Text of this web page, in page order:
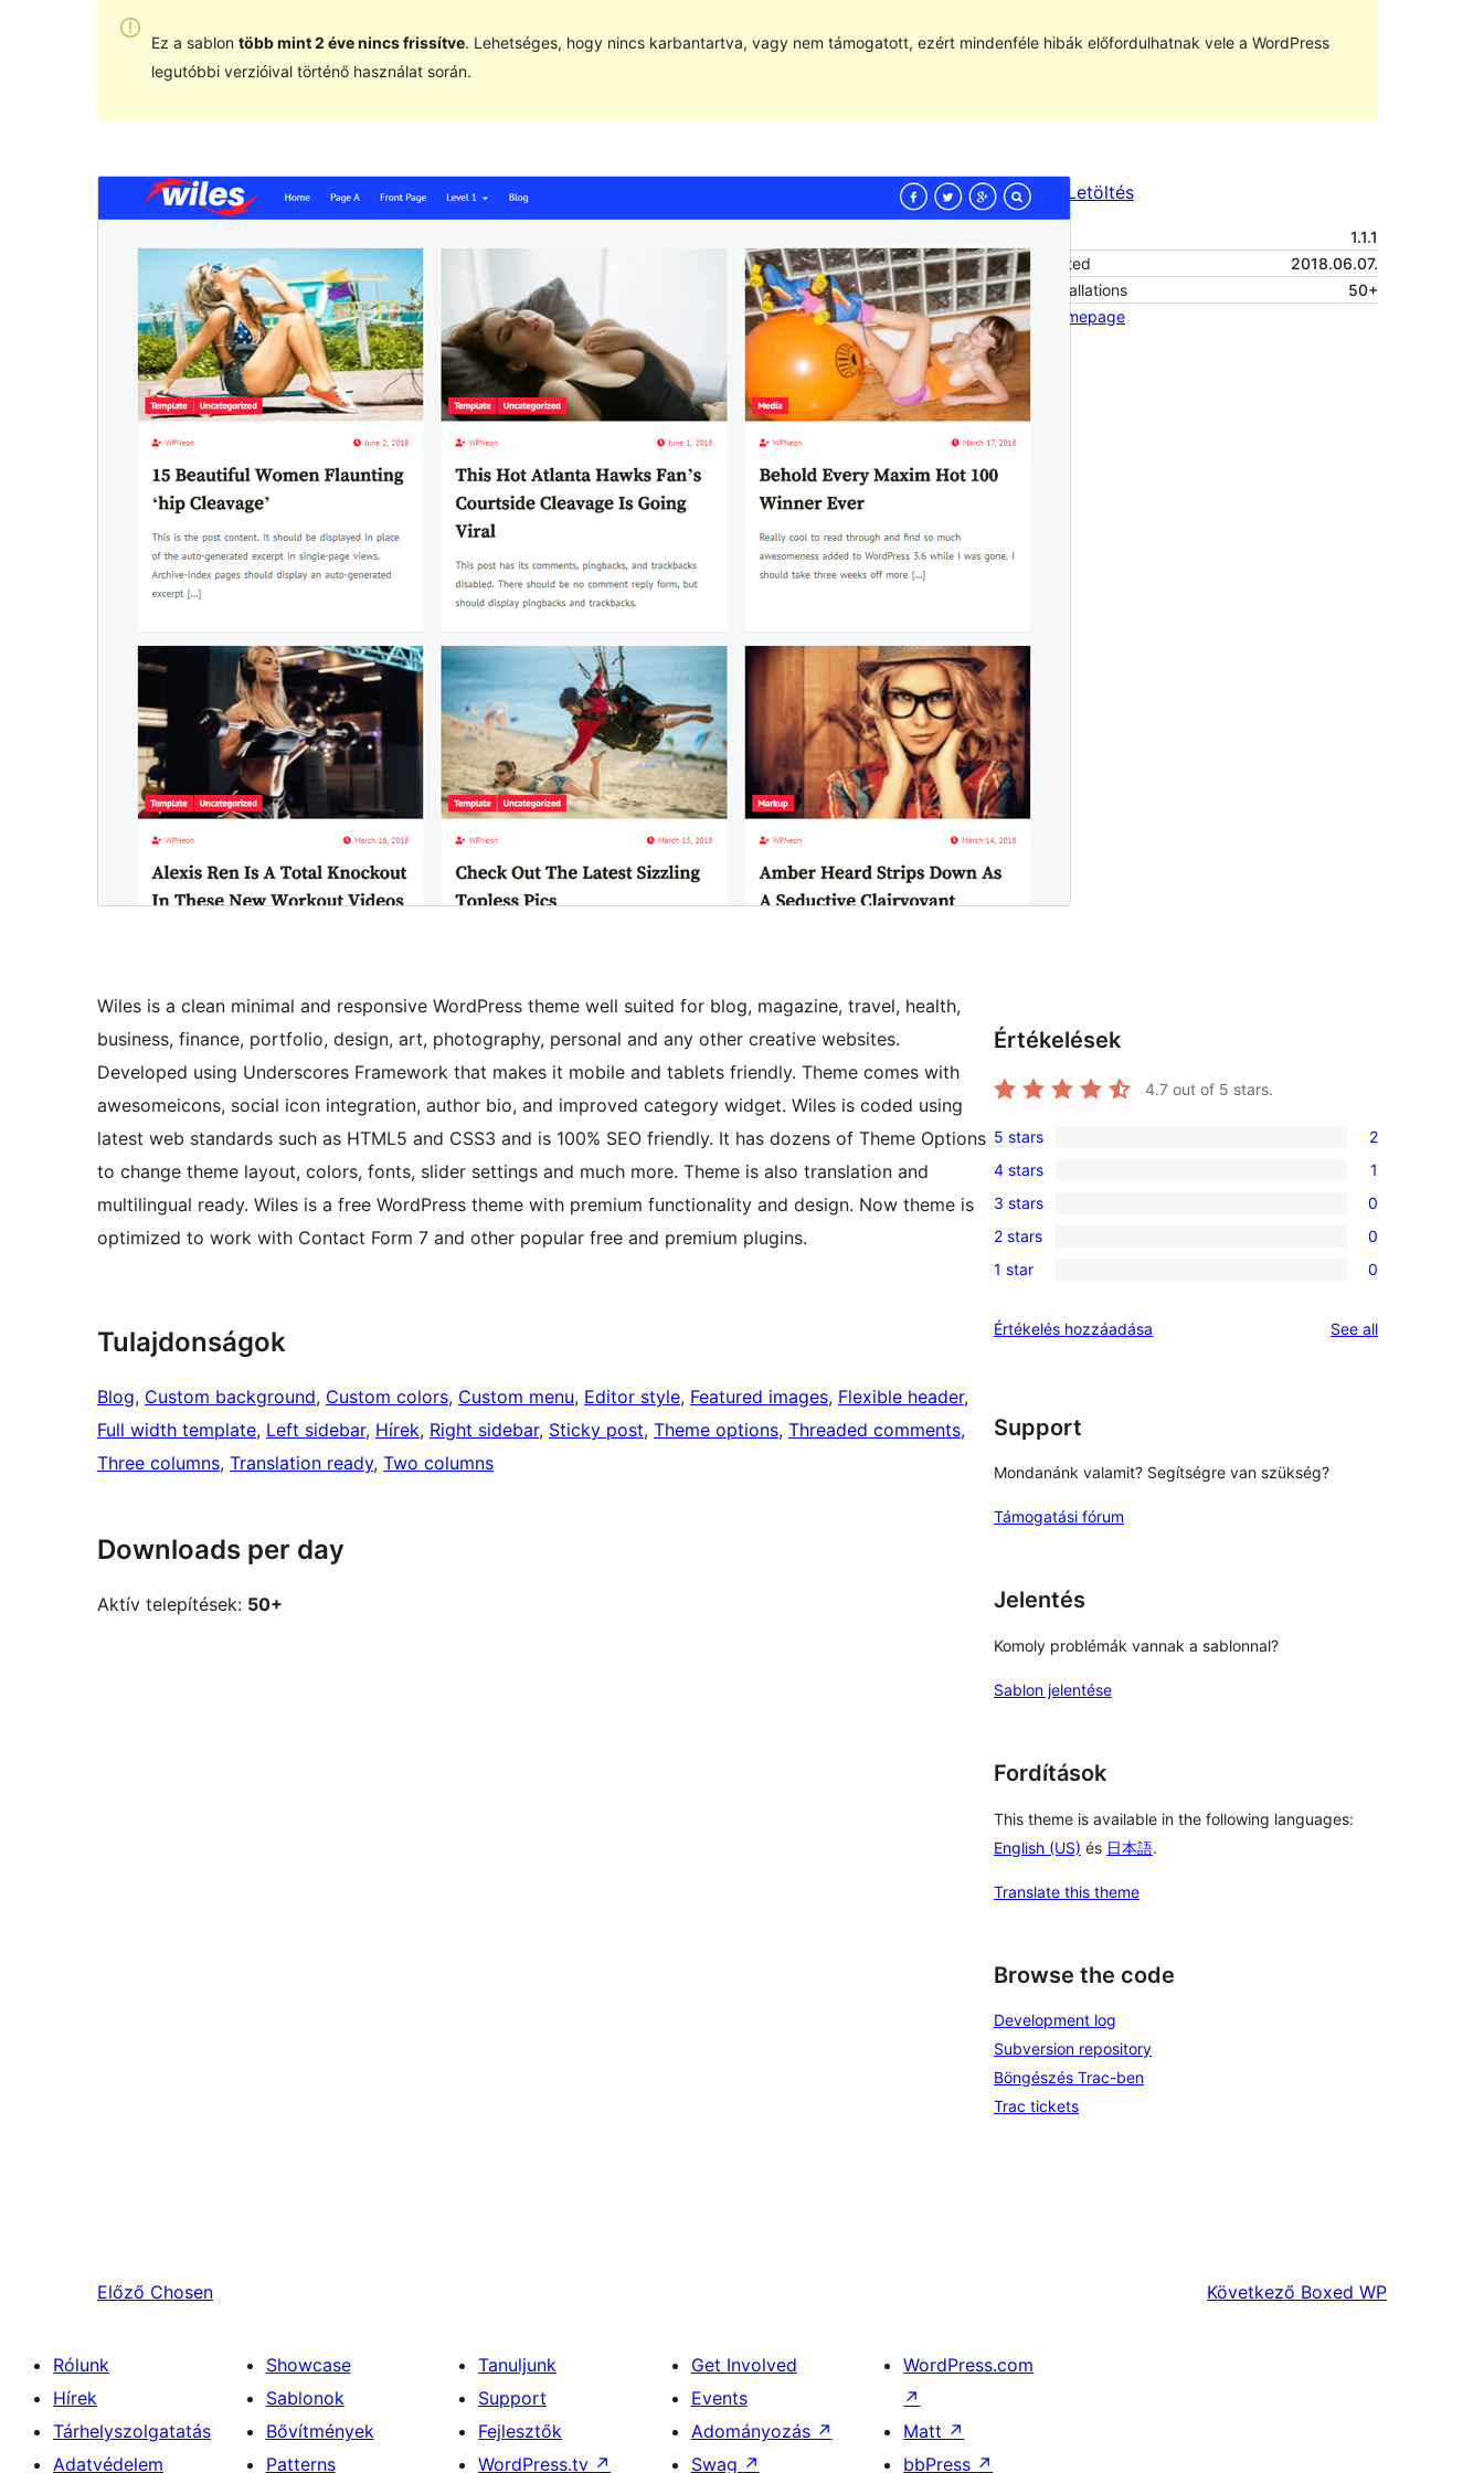
Ez a sablon több mint 2 éve nincs frissítve. Lehetséges, hogy nincs karbantartva, vagy nem támogatott, ezért mindenféle hibák előfordulhatnak vele a WordPress
legutóbbi verzióival történő használat során.
Előnézet Letöltés
1.1.1
Last updated
2018.06.07.
Active installations
50+
Theme homepage
Wiles is a clean minimal and responsive WordPress theme well suited for blog, magazine, travel, health,
business, finance, portfolio, design, art, photography, personal and any other creative websites.
Developed using Underscores Framework that makes it mobile and tablets friendly. Theme comes with
awesomeicons, social icon integration, author bio, and improved category widget. Wiles is coded using
latest web standards such as HTML5 and CSS3 and is 100% SEO friendly. It has dozens of Theme Options
to change theme layout, colors, fonts, slider settings and much more. Theme is also translation and
multilingual ready. Wiles is a free WordPress theme with premium functionality and design. Now theme is
optimized to work with Contact Form 7 and other popular free and premium plugins.
Tulajdonságok
Blog, Custom background, Custom colors, Custom menu, Editor style, Featured images, Flexible header
Full width template, Left sidebar, Hírek, Right sidebar, Sticky post, Theme options, Threaded comments
Three columns, Translation ready, Two columns
Downloads per day
Aktív telepítések: 50+
Értékelések
4.7 out of 5 stars.
2
5-
star
reviews
5 stars 2
1
4-
star
review
4 stars 1
0
3-
star
3 stars 0
0
2-
reviews
2 stars 0
0
star
1 star 0
Értékelés hozzáadása See allreviews
Support
Mondanánk valamit? Segítségre van szükség?
Támogatási fórum
Jelentés
Komoly problémák vannak a sablonnal?
Sablon jelentése
Fordítások
This theme is available in the following languages:
English (US) és 日本語.
Translate this theme
Browse the code
Development log
Subversion repository
Böngészés Trac-ben
Trac tickets
Előző Chosen Következő Boxed WP
Rólunk
Hírek
Tárhelyszolgatatás
Adatvédelem
Showcase
Sablonok
Bővítmények
Patterns
Tanuljunk
Support
Fejlesztők
WordPress.tv ↗
Get Involved
Events
Adományozás ↗
Swag ↗
WordPress.com
↗
Matt ↗
bbPress ↗